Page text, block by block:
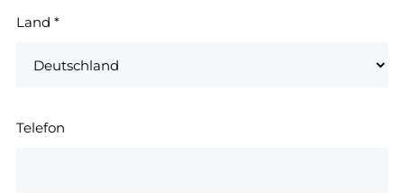
Land *
Telefon